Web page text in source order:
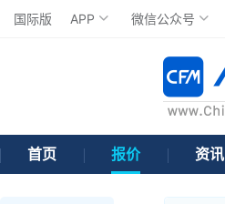
国际版 APP 微信公众号
首页 报价 资讯